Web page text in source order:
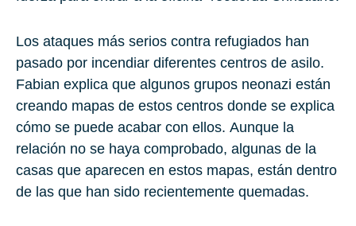
Los ataques más serios contra refugiados han
pasado por incendiar diferentes centros de asilo.
Fabian explica que algunos grupos neonazi están
creando mapas de estos centros donde se explica
cómo se puede acabar con ellos. Aunque la
relación no se haya comprobado, algunas de la
casas que aparecen en estos mapas, están dentro
de las que han sido recientemente quemadas.